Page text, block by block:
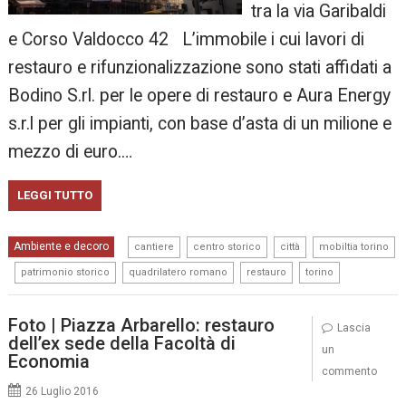
tra la via Garibaldi
e Corso Valdocco 42 L’immobile i cui lavori di
restauro e rifunzionalizzazione sono stati affidati a
Bodino S.rl. per le opere di restauro e Aura Energy
s.r.l per gli impianti, con base d’asta di un milione e
mezzo di euro.…
LEGGI TUTTO
Ambiente e decoro cantiere centro storico città mobiltia torino
patrimonio storico quadrilatero romano restauro torino
Foto | Piazza Arbarello: restauro
dell’ex sede della Facoltà di
Economia
26 Luglio 2016
Lascia
un
commento